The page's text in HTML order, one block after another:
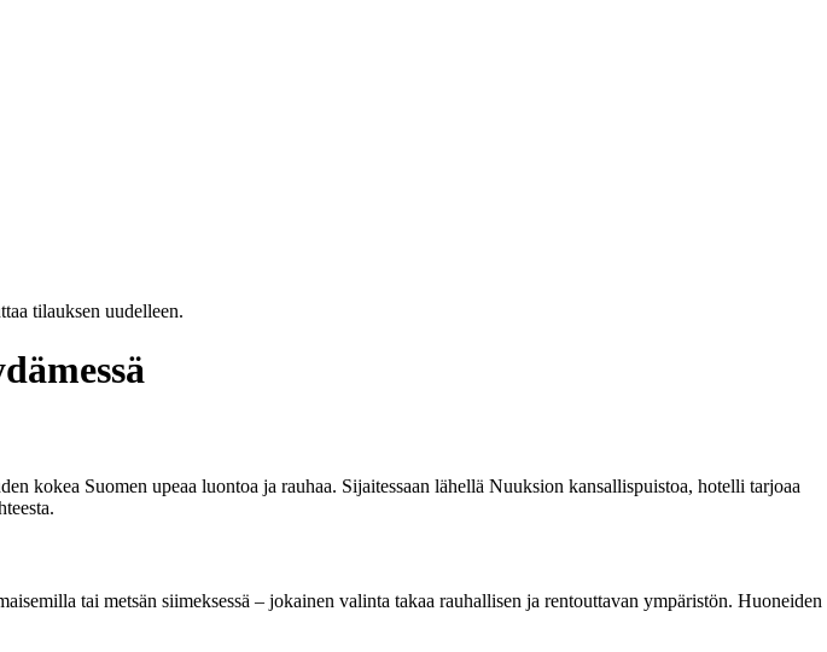
tilauksen uudelleen.
kokea Suomen upeaa luontoa ja rauhaa. Sijaitessaan lähellä Nuuksion kansallispuistoa, hotelli tarjoaa
tai metsän siimeksessä – jokainen valinta takaa rauhallisen ja rentouttavan ympäristön. Huoneiden